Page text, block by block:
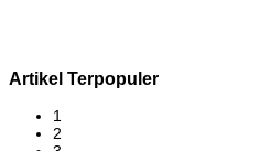
Artikel Terpopuler
1
2